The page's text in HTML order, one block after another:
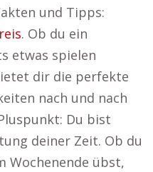
und Tipps:
. Ob du ein
etwas spielen
dir die perfekte
nach und nach
Du bist
deiner Zeit. Ob du
Wochenende übst,